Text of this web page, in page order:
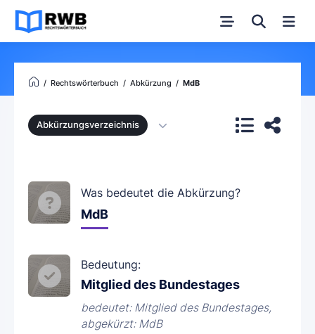
Rechtswörterbuch Abkürzung MdB
Abkürzungsverzeichnis
Was bedeutet die Abkürzung?
MdB
Bedeutung:
Mitglied des Bundestages
bedeutet: Mitglied des Bundestages,
abgekürzt: MdB